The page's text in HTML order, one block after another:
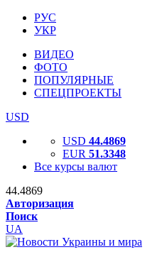
РУС
УКР
ВИДЕО
ФОТО
ПОПУЛЯРНЫЕ
СПЕЦПРОЕКТЫ
USD
USD 44.4869
EUR 51.3348
Все курсы валют
44.4869
Авторизация
Поиск
UA